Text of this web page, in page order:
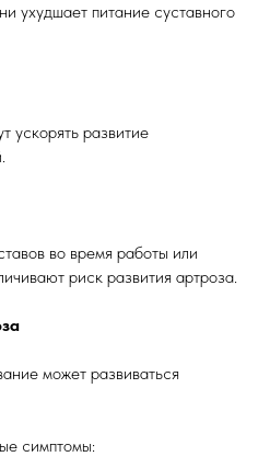
ухудшает питание суставного
ускорять развитие
во время работы или
риск развития артроза.
может развиваться
симптомы: